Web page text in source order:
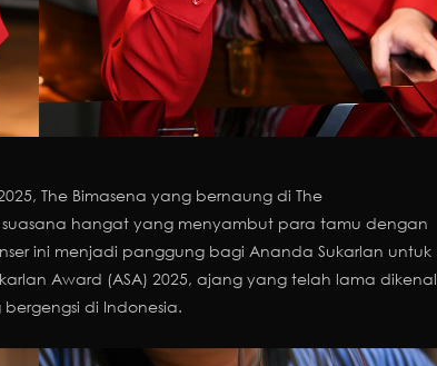
The Bimasena yang bernaung di The
hangat yang menyambut para tamu dengan
ini menjadi panggung bagi Ananda Sukarlan untuk
Award (ASA) 2025, ajang yang telah lama dikenal
di Indonesia.